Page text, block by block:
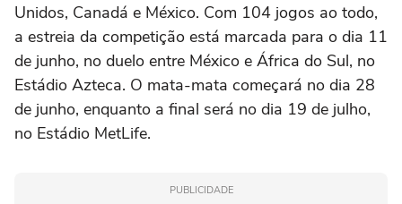
Unidos, Canadá e México. Com 104 jogos ao todo,
a estreia da competição está marcada para o dia 11
de junho, no duelo entre México e África do Sul, no
Estádio Azteca. O mata-mata começará no dia 28
de junho, enquanto a final será no dia 19 de julho,
no Estádio MetLife.
PUBLICIDADE